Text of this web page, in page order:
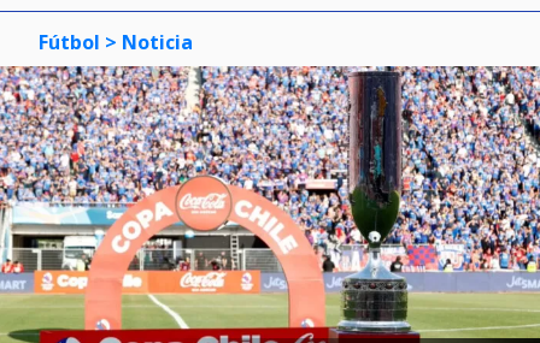
Fútbol > Noticia